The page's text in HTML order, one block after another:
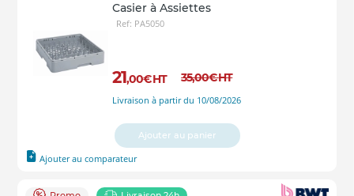
Casier à Assiettes
Ref: PA5050
21,00€HT 35,00€HT
Livraison à partir du 10/08/2026
Ajouter au comparateur
Ajouter au panier